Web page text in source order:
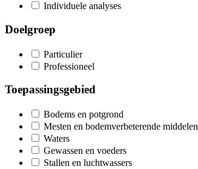
Individuele analyses
Doelgroep
Particulier
Professioneel
Toepassingsgebied
Bodems en potgrond
Mesten en bodemverbeterende middelen
Waters
Gewassen en voeders
Stallen en luchtwassers